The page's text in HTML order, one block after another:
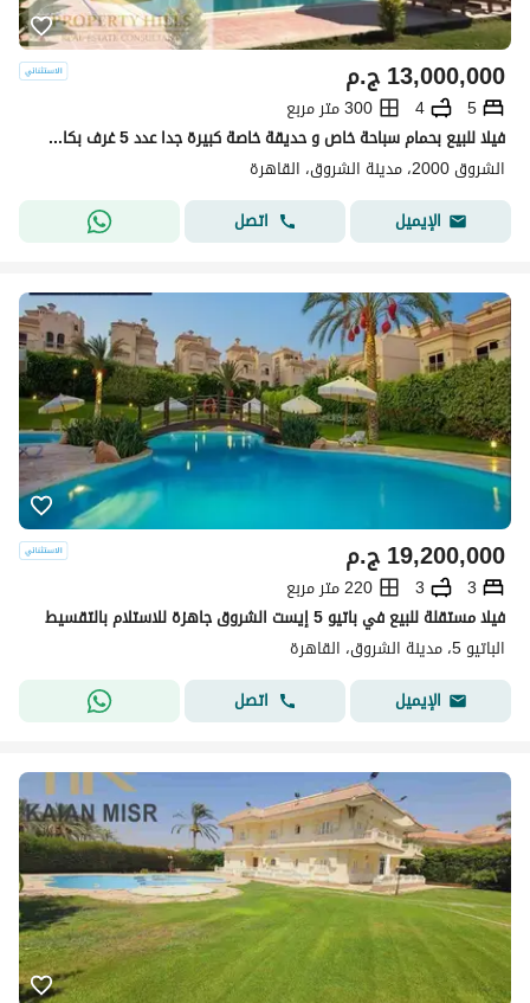
ج.م13,000,000
5
4
300 متر مربع
فيلا للبيع بحمام سباحة خاص و حديقة خاصة كبيرة جدا عدد 5 غرف بكاش 13000.000 فقط جاهزة للاستلام
الشروق 2000، مدينة الشروق، القاهرة
الإيميل
اتصل
ج.م19,200,000
3
3
220 متر مربع
فيلا مستقلة للبيع في باتيو 5 إيست الشروق جاهزة للاستلام بالتقسيط
الباتيو 5، مدينة الشروق، القاهرة
الإيميل
اتصل